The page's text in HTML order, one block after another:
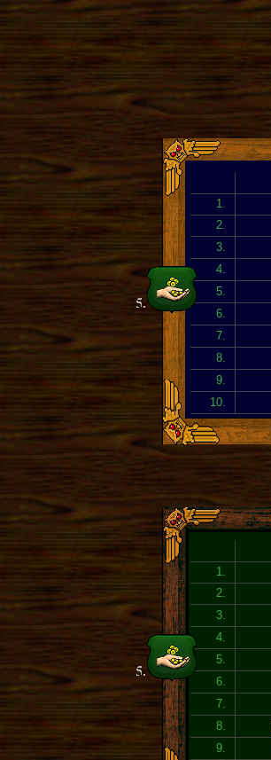
1.
2.
3.
4.
5.
6.
7.
8.
9.
10.
1.
2.
3.
4.
5.
6.
7.
8.
9.